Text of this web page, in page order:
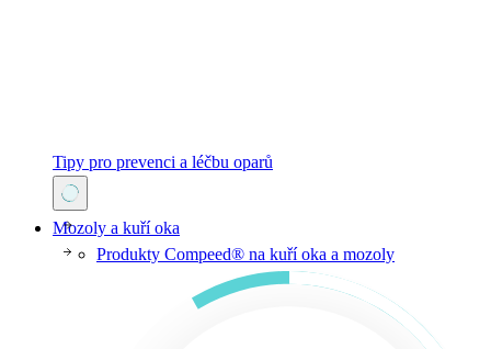
Tipy pro prevenci a léčbu oparů
Mozoly a kuří oka
Produkty Compeed® na kuří oka a mozoly